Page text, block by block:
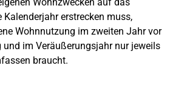
erstrecken muss,
Wohnnutzung im zweiten Jahr vor
und im Veräußerungsjahr nur jeweils
braucht.